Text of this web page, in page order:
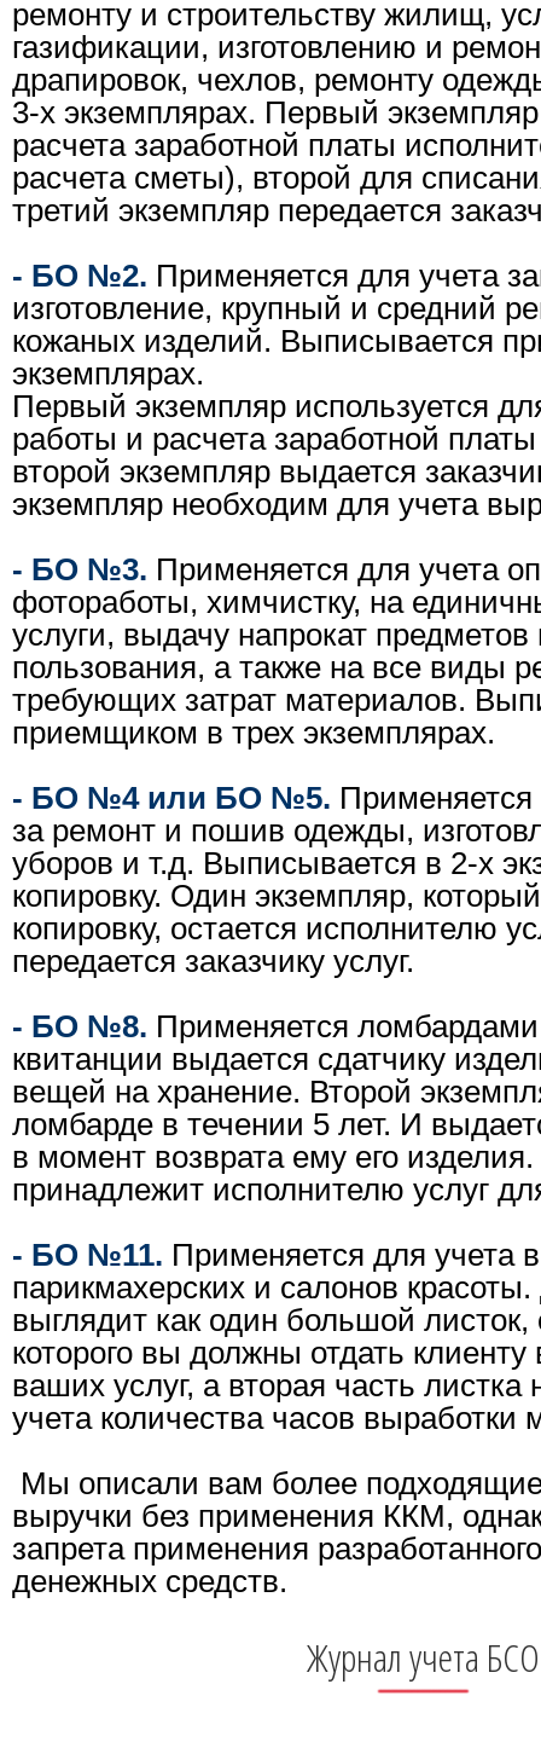
ремонту и строительству жилищ,
газификации, изготовлению и
драпировок, чехлов, ремонту
3-х экземплярах. Первый
расчета заработной платы
расчета сметы), второй для
третий экземпляр передается
- БО №2. Применяется для учета
изготовление, крупный и средний
кожаных изделий. Выписывается
экземплярах.
Первый экземпляр используется
работы и расчета заработной
второй экземпляр выдается
экземпляр необходим для учета
- БО №3. Применяется для учета
фотоработы, химчистку, на
услуги, выдачу напрокат предметов
пользования, а также на все виды
требующих затрат материалов.
приемщиком в трех экземплярах.
- БО №4 или БО №5. Применяется
за ремонт и пошив одежды,
уборов и т.д. Выписывается в 2-х
копировку. Один экземпляр,
копировку, остается исполнителю
передается заказчику услуг.
- БО №8. Применяется
квитанции выдается сдатчику
вещей на хранение. Второй
ломбарде в течении 5 лет. И
в момент возврата ему его
принадлежит исполнителю услуг
- БО №11. Применяется для учета
парикмахерских и салонов
выглядит как один большой
которого вы должны отдать
ваших услуг, а вторая часть
учета количества часов выработки
Мы описали вам более
выручки без применения ККМ,
запрета применения
денежных средств.
Журнал учета БСО